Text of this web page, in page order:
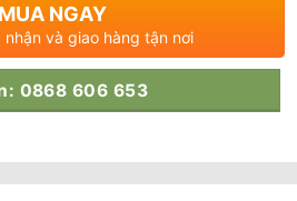
MUA NGAY
nhận và giao hàng tận nơi
0868 606 653